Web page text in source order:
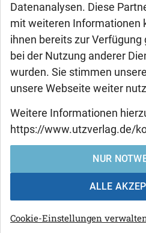
Datenanalysen. Diese
mit weiteren Informationen
ihnen bereits zur
bei der Nutzung anderer
wurden. Sie stimmen
unsere Webseite weiter
Weitere Informationen
https://www.utzverlag.de/
NUR
ALLE
Cookie-Einstellungen
Markus Engels
Verbesserter
Zur Frage der
Fakultativprotokolls für
Pakt über wirtschaftliche,
kulturelle Rechte